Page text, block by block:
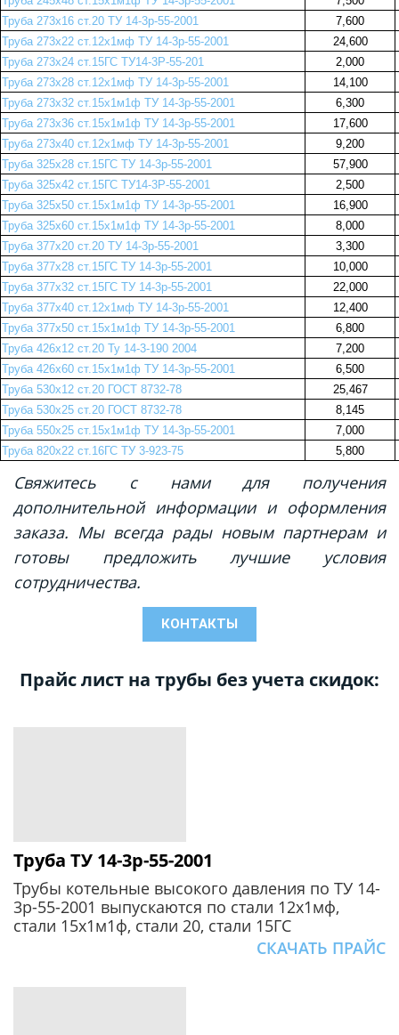
Труба 273х16 ст.20 ТУ 14-3р-55-2001
7,600
Труба 273х22 ст.12х1мф ТУ 14-3р-55-2001
24,600
Труба 273х24 ст.15ГС ТУ14-3Р-55-201
2,000
Труба 273х28 ст.12х1мф ТУ 14-3р-55-2001
14,100
Труба 273х32 ст.15х1м1ф ТУ 14-3р-55-2001
6,300
Труба 273х36 ст.15х1м1ф ТУ 14-3р-55-2001
17,600
Труба 273х40 ст.12х1мф ТУ 14-3р-55-2001
9,200
Труба 325х28 ст.15ГС ТУ 14-3р-55-2001
57,900
Труба 325х42 ст.15ГС ТУ14-3Р-55-2001
2,500
Труба 325х50 ст.15х1м1ф ТУ 14-3р-55-2001
16,900
Труба 325х60 ст.15х1м1ф ТУ 14-3р-55-2001
8,000
Труба 377х20 ст.20 ТУ 14-3р-55-2001
3,300
Труба 377х28 ст.15ГС ТУ 14-3р-55-2001
10,000
Труба 377х32 ст.15ГС ТУ 14-3р-55-2001
22,000
Труба 377х40 ст.12х1мф ТУ 14-3р-55-2001
12,400
Труба 377х50 ст.15х1м1ф ТУ 14-3р-55-2001
6,800
Труба 426х12 ст.20 Ту 14-3-190 2004
7,200
Труба 426х60 ст.15х1м1ф ТУ 14-3р-55-2001
6,500
Труба 530х12 ст.20 ГОСТ 8732-78
25,467
Труба 530х25 ст.20 ГОСТ 8732-78
8,145
Труба 550х25 ст.15х1м1ф ТУ 14-3р-55-2001
7,000
Труба 820х22 ст.16ГС ТУ 3-923-75
5,800
Свяжитесь с нами для получения
дополнительной информации и оформления
заказа. Мы всегда рады новым партнерам и
готовы предложить лучшие условия
сотрудничества.
КОНТАКТЫ
Прайс лист на трубы без учета скидок:
Труба ТУ 14-3р-55-2001
Трубы котельные высокого давления по ТУ 14-
3р-55-2001 выпускаются по стали 12х1мф,
стали 15х1м1ф, стали 20, стали 15ГС
СКАЧАТЬ ПРАЙС